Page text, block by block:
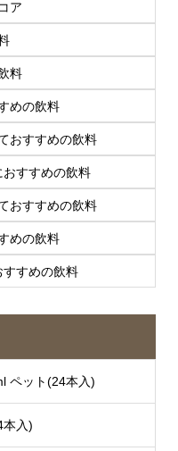
ア
料
めの飲料
おすすめの飲料
おすすめの飲料
おすすめの飲料
めの飲料
すすめの飲料
ペット(24本入)
入)